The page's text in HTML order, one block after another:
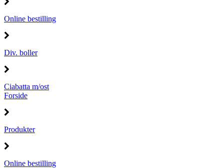
Online bestilling
Div. boller
Ciabatta m/ost
Forside
Produkter
Online bestilling